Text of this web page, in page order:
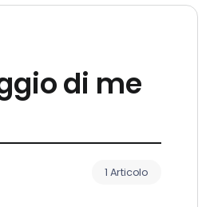
di me
1 Articolo